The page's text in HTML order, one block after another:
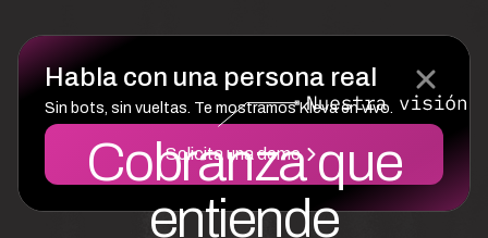
Habla con una persona real
Sin bots, sin vueltas. Te mostramos Kleva en vivo.
Solicita una demo
Cobranza que
entiende